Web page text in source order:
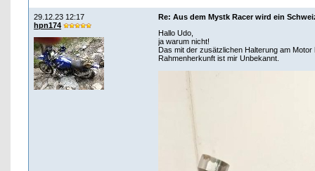
29.12.23 12:17
hpn174
Re: Aus dem Mystk Racer wird ein
Hallo Udo,
ja warum nicht!
Das mit der zusätzlichen Halterung am
Rahmenherkunft ist mir Unbekannt.